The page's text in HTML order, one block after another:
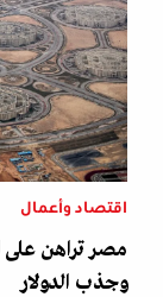
اقتصاد وأعمال
مصر تراهن على
وجذب الدولار